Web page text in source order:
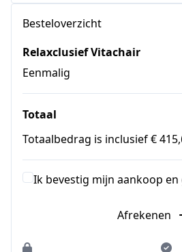
Besteloverzicht
Relaxclusief Vitachair
Eenmalig
Totaal
Totaalbedrag is inclusief €
Ik bevestig mijn aankoop en
Afrekenen